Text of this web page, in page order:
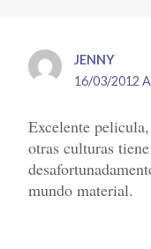
JENNY
16/03/2012 A
Excelente
otras culturas
mundo material.